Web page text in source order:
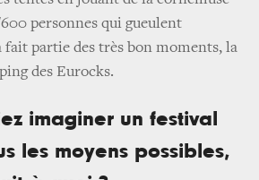
personnes qui gueulent
fait partie des très bon moments, la
des Eurocks.
imaginer un festival
les moyens possibles,